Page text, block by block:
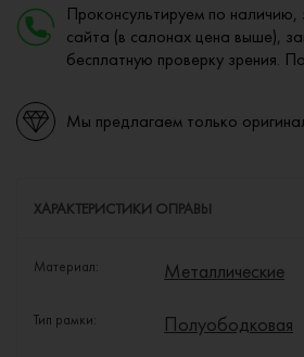
Проконсультируем по наличию,
сайта (в салонах цена выше),
бесплатную проверку зрения. По
Мы предлагаем только
ХАРАКТЕРИСТИКИ ОПРАВЫ
Материал: Металлические
Тип рамки: Полуободковая